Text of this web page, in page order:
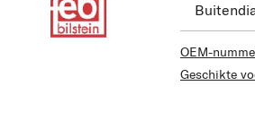
OEM-
Geschikte